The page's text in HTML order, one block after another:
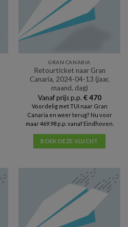
GRAN CANARIA
Retourticket naar Gran
Canaria, 2024-04-13 (jaar,
maand, dag)
Vanaf prijs p.p. €470
Voordelig met TUI naar Gran
Canaria en weer terug? Nu voor
maar 469.98 p.p. vanaf Eindhoven.
BOEK DEZE VLUCHT